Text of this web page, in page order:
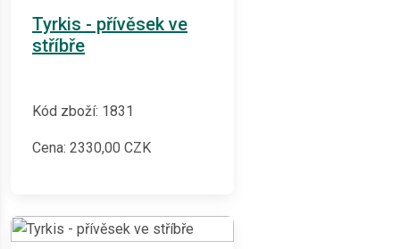
Tyrkis - přívěsek ve
stříbře
Kód zboží: 1831
Cena: 2330,00 CZK